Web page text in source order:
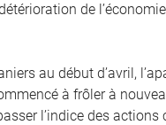
de
au début d’avril,
à frôler à
l’indice des actions